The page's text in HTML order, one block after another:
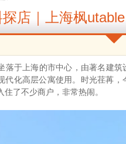
店｜上海枫utable
落于上海的市中心，由著名建
代化高层公寓使用。时光荏苒
住了不少商户，非常热闹。